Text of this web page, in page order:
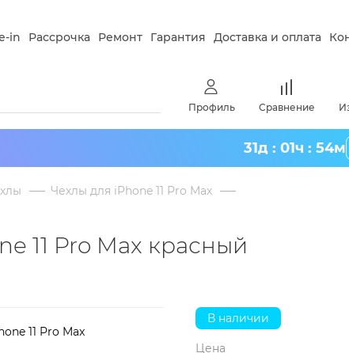
in Рассрочка Ремонт Гарантия Доставка и оплата
Профиль Сравнение
31д : 01ч : 54м
Чехлы для iPhone 11 Pro Max
11 Pro Max красный
11 Pro Max
В наличии
Цена